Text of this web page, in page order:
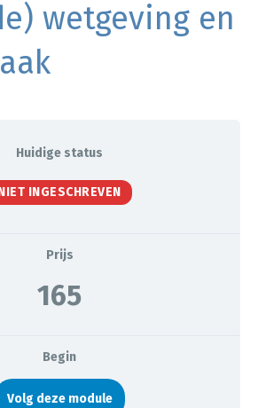
wetgeving en
Huidige status
INGESCHREVEN
Prijs
165
Begin
Volg deze module